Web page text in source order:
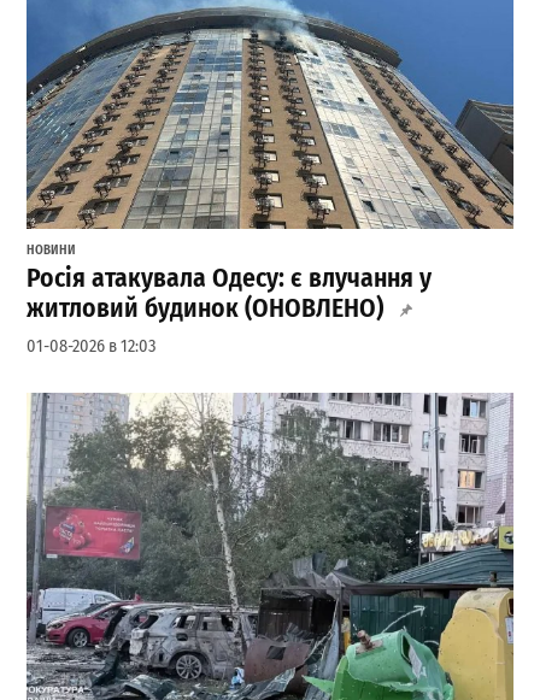
НОВИНИ
Росія атакувала Одесу: є влучання у
житловий будинок (ОНОВЛЕНО)
01-08-2026 в 12:03